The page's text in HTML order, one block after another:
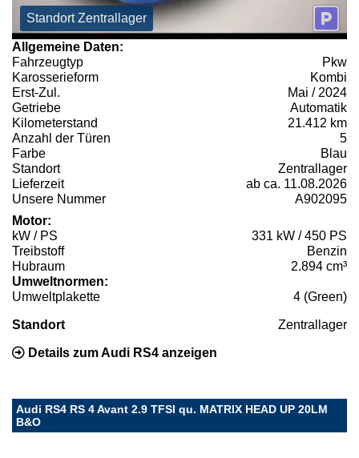
Standort Zentrallager
Allgemeine Daten:
Fahrzeugtyp
Pkw
Karosserieform
Kombi
Erst-Zul.
Mai / 2024
Getriebe
Automatik
Kilometerstand
21.412 km
Anzahl der Türen
5
Farbe
Blau
Standort
Zentrallager
Lieferzeit
ab ca. 11.08.2026
Unsere Nummer
A902095
Motor:
kW / PS
331 kW / 450 PS
Treibstoff
Benzin
Hubraum
2.894 cm³
Umweltnormen:
Umweltplakette
4 (Green)
Standort Zentrallager
Details zum Audi RS4 anzeigen
Audi RS4 RS 4 Avant 2.9 TFSI qu. MATRIX HEAD UP 20LM
B&O